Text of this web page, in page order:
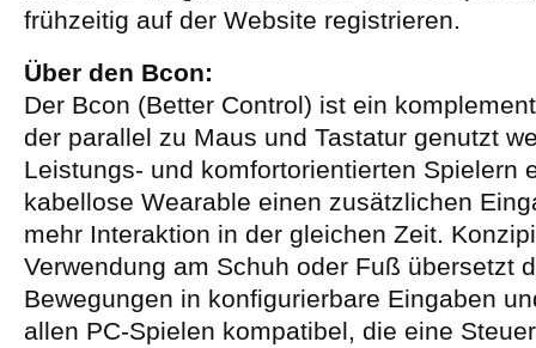
frühzeitig auf der Website registrieren.
Über den Bcon:
Der Bcon (Better Control) ist ein
der parallel zu Maus und Tastatur genutzt
Leistungs- und komfortorientierten Spielern
kabellose Wearable einen zusätzlichen
mehr Interaktion in der gleichen Zeit.
Verwendung am Schuh oder Fuß übersetzt
Bewegungen in konfigurierbare Eingaben
allen PC-Spielen kompatibel, die eine